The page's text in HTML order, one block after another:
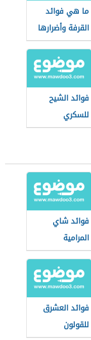
ما هي فوائد
القرفة وأضرارها
فوائد الشيح
للسكري
فوائد شاي
المرامية
فوائد العشرق
للقولون